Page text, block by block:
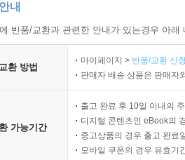
내
반품/교환과 관련한 안내가 있는경우 아
환 방법
마이페이지 > 반품/교환 신
판매자 배송 상품은 판매자
가능기간
출고 완료 후 10일 이내의
디지털 콘텐츠인 eBook의
중고상품의 경우 출고 완료
모바일 쿠폰의 경우 유효기